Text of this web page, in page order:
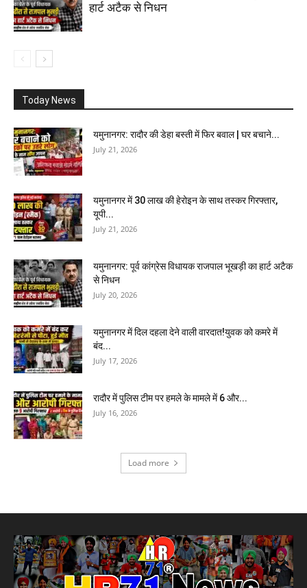
हार्ट अटैक से निधन
Today News
यमुनानगर: रादौर की डेहा बस्ती में फिर बवाल | घर बचाने...
July 21, 2026
यमुनानगर में 30 लाख की हेरोइन के साथ तस्कर गिरफ्तार,
यूपी...
July 21, 2026
यमुनानगर: पूर्व कांग्रेस विधायक राजपाल भूखड़ी का हार्ट अटैक
से निधन
July 20, 2026
यमुनानगर में दिल दहला देने वाली वारदात!युवक को कमरे में
बंद...
July 17, 2026
रादौर में पुलिस टीम पर हमले के मामले में 6 और...
July 16, 2026
Load more